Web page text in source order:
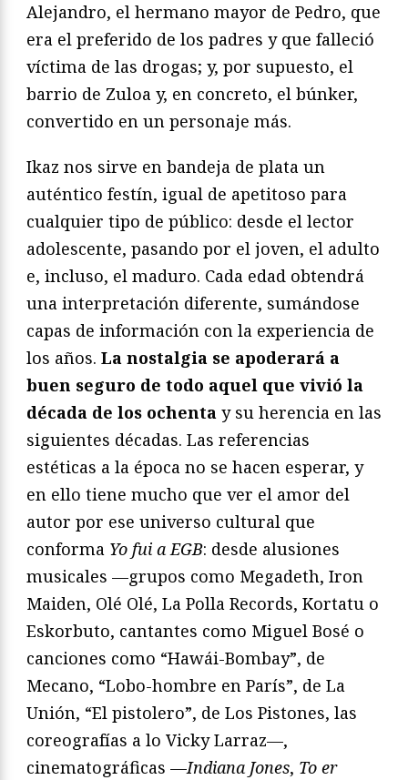
Alejandro, el hermano mayor de Pedro, que
era el preferido de los padres y que falleció
víctima de las drogas; y, por supuesto, el
barrio de Zuloa y, en concreto, el búnker,
convertido en un personaje más.
Ikaz nos sirve en bandeja de plata un
auténtico festín, igual de apetitoso para
cualquier tipo de público: desde el lector
adolescente, pasando por el joven, el adulto
e, incluso, el maduro. Cada edad obtendrá
una interpretación diferente, sumándose
capas de información con la experiencia de
los años. La nostalgia se apoderará a
buen seguro de todo aquel que vivió la
década de los ochenta y su herencia en las
siguientes décadas. Las referencias
estéticas a la época no se hacen esperar, y
en ello tiene mucho que ver el amor del
autor por ese universo cultural que
conforma Yo fui a EGB: desde alusiones
musicales —grupos como Megadeth, Iron
Maiden, Olé Olé, La Polla Records, Kortatu o
Eskorbuto, cantantes como Miguel Bosé o
canciones como “Hawái-Bombay”, de
Mecano, “Lobo-hombre en París”, de La
Unión, “El pistolero”, de Los Pistones, las
coreografías a lo Vicky Larraz—,
cinematográficas —Indiana Jones, To er